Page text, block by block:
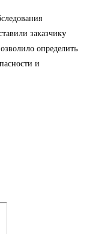
заказчику
определить
и